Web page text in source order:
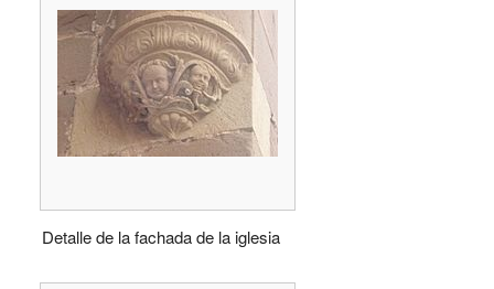
Detalle de la fachada de la iglesia